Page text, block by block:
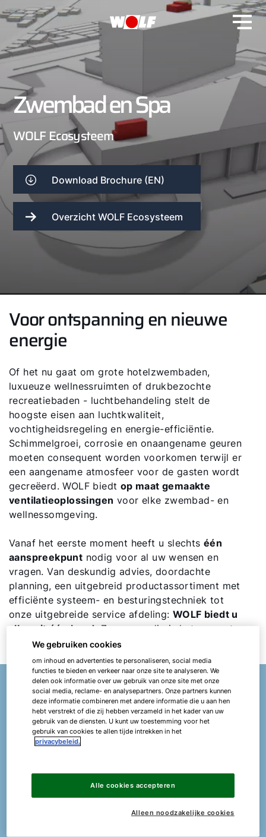
Zwembad en Spa
WOLF Ecosysteem
Download Brochure (EN)
Overzicht WOLF Ecosysteem
Voor ontspanning en nieuwe
energie
Of het nu gaat om grote hotelzwembaden,
luxueuze wellnessruimten of drukbezochte
recreatiebaden - luchtbehandeling stelt de
hoogste eisen aan luchtkwaliteit,
vochtigheidsregeling en energie-efficiëntie.
Schimmelgroei, corrosie en onaangename geuren
moeten consequent worden voorkomen terwijl er
een aangename atmosfeer voor de gasten wordt
gecreëerd. WOLF biedt op maat gemaakte
ventilatieoplossingen voor elke zwembad- en
wellnessomgeving.
Vanaf het eerste moment heeft u slechts één
aanspreekpunt nodig voor al uw wensen en
vragen. Van deskundig advies, doordachte
planning, een uitgebreid productassortiment met
efficiënte systeem- en besturingstechniek tot
onze uitgebreide service afdeling: WOLF biedt u
alles uit één hand. Zo eenvoudig is het om met
WOLF samen te werken.
Alshaimaa Abdelaziz
Uw expert in de sector Zwembad en Spa
Heeft u vragen of behoefte aan persoonlijk advies
voor uw project? WOLF biedt u individuele
oplossingen die zijn afgestemd op uw behoeften.
We gebruiken cookies
om inhoud en advertenties te personaliseren, social media
functies te bieden en verkeer naar onze site te analyseren. We
delen ook informatie over uw gebruik van onze site met onze
social media, reclame- en analysepartners. Onze partners kunnen
deze informatie combineren met andere informatie die u aan hen
hebt verstrekt of die zij hebben verzameld in het kader van uw
gebruik van de diensten. U kunt uw toestemming voor het
gebruik van cookies te allen tijde intrekken in het
privacybeleid.
Alleen noodzakelijke cookies
Alle cookies accepteren